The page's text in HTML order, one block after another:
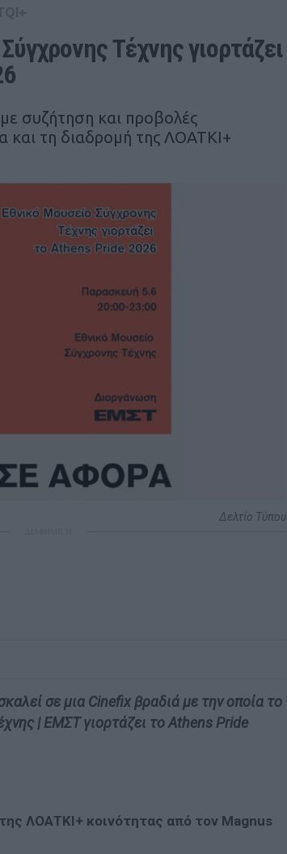
Τέχνης γιορτάζει
συζήτηση και προβολές
και τη διαδρομή της ΛΟΑΤΚΙ+
Δελτίο Τύπου
σε μια Cinefix βραδιά με την οποία το
| ΕΜΣΤ γιορτάζει το Athens Pride
ΛΟΑΤΚΙ+ κοινότητας από τον Magnus